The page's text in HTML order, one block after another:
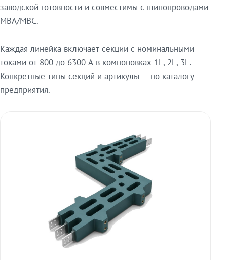
заводской готовности и совместимы с шинопроводами
МВА/МВС.
Каждая линейка включает секции с номинальными
токами от 800 до 6300 А в компоновках 1L, 2L, 3L.
Конкретные типы секций и артикулы — по каталогу
предприятия.